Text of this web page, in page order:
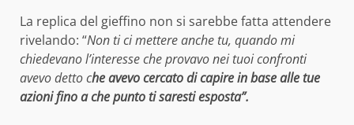
La replica del gieffino non si sarebbe fatta attendere
rivelando: “Non ti ci mettere anche tu, quando mi
chiedevano l’interesse che provavo nei tuoi confronti
avevo detto che avevo cercato di capire in base alle tue
azioni fino a che punto ti saresti esposta”.